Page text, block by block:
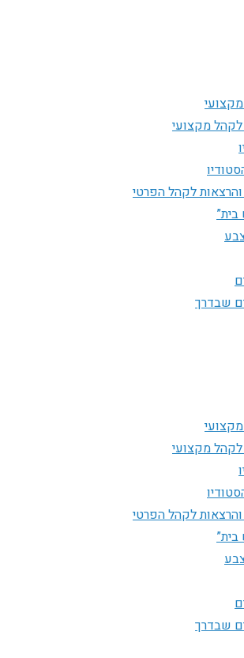
מקצועי
לקהל הפרטי
שבדרך
מקצועי
לקהל הפרטי
שבדרך